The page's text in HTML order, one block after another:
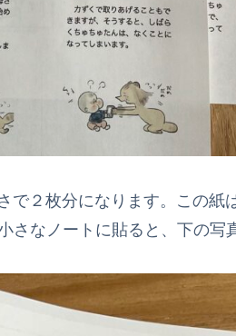
で２枚分になります。この紙
さなノートに貼ると、下の写